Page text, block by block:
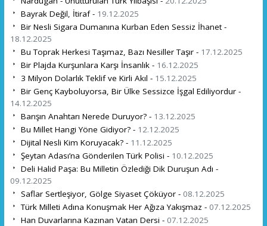
Bayrak Değil, İtiraf - 19.12.2025
Bir Nesli Sigara Dumanına Kurban Eden Sessiz İhanet -
18.12.2025
Bu Toprak Herkesi Taşımaz, Bazı Nesiller Taşır - 17.12.2025
Bir Plajda Kurşunlara Karşı İnsanlık - 16.12.2025
3 Milyon Dolarlık Teklif ve Kirli Akıl - 15.12.2025
Bir Genç Kayboluyorsa, Bir Ülke Sessizce İşgal Ediliyordur -
14.12.2025
Barışın Anahtarı Nerede Duruyor? - 13.12.2025
Bu Millet Hangi Yöne Gidiyor? - 12.12.2025
Dijital Nesli Kim Koruyacak? - 11.12.2025
Şeytan Adası’na Gönderilen Türk Polisi - 10.12.2025
Deli Halid Paşa: Bu Milletin Özlediği Dik Duruşun Adı -
09.12.2025
Saflar Sertleşiyor, Gölge Siyaset Çöküyor - 08.12.2025
Türk Milleti Adına Konuşmak Her Ağıza Yakışmaz - 07.12.2025
Han Duvarlarına Kazınan Vatan Dersi - 07.12.2025